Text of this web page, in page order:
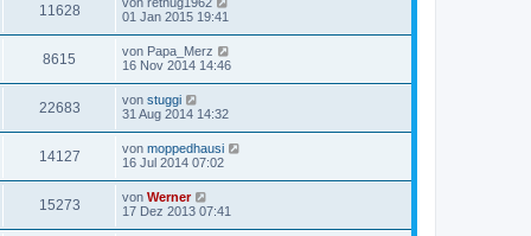
11628
01 Jan 2015 19:41
8615 von Papa_Merz
16 Nov 2014 14:46
22683 von stuggi
31 Aug 2014 14:32
14127 von moppedhausi
16 Jul 2014 07:02
15273 von Werner
17 Dez 2013 07:41